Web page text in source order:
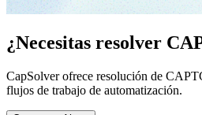
¿Necesitas resolver
CapSolver ofrece resolución de
flujos de trabajo de automatización.